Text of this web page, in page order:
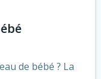
de bébé ? La